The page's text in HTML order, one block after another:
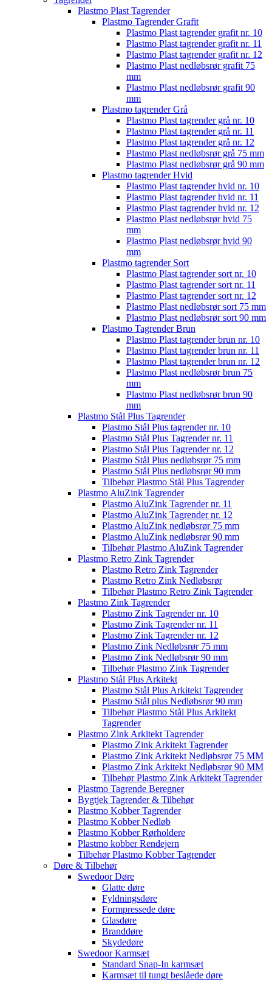
Plastmo Plast Tagrender
Plastmo Tagrender Grafit
Plastmo Plast tagrender grafit nr. 10
Plastmo Plast tagrender grafit nr. 11
Plastmo Plast tagrender grafit nr. 12
Plastmo Plast nedløbsrør grafit 75
mm
Plastmo Plast nedløbsrør grafit 90
mm
Plastmo tagrender Grå
Plastmo Plast tagrender grå nr. 10
Plastmo Plast tagrender grå nr. 11
Plastmo Plast tagrender grå nr. 12
Plastmo Plast nedløbsrør grå 75 mm
Plastmo Plast nedløbsrør grå 90 mm
Plastmo tagrender Hvid
Plastmo Plast tagrender hvid nr. 10
Plastmo Plast tagrender hvid nr. 11
Plastmo Plast tagrender hvid nr. 12
Plastmo Plast nedløbsrør hvid 75
mm
Plastmo Plast nedløbsrør hvid 90
mm
Plastmo tagrender Sort
Plastmo Plast tagrender sort nr. 10
Plastmo Plast tagrender sort nr. 11
Plastmo Plast tagrender sort nr. 12
Plastmo Plast nedløbsrør sort 75 mm
Plastmo Plast nedløbsrør sort 90 mm
Plastmo Tagrender Brun
Plastmo Plast tagrender brun nr. 10
Plastmo Plast tagrender brun nr. 11
Plastmo Plast tagrender brun nr. 12
Plastmo Plast nedløbsrør brun 75
mm
Plastmo Plast nedløbsrør brun 90
mm
Plastmo Stål Plus Tagrender
Plastmo Stål Plus tagrender nr. 10
Plastmo Stål Plus Tagrender nr. 11
Plastmo Stål Plus Tagrender nr. 12
Plastmo Stål Plus nedløbsrør 75 mm
Plastmo Stål Plus nedløbsrør 90 mm
Tilbehør Plastmo Stål Plus Tagrender
Plastmo AluZink Tagrender
Plastmo AluZink Tagrender nr. 11
Plastmo AluZink Tagrender nr. 12
Plastmo AluZink nedløbsrør 75 mm
Plastmo AluZink nedløbsrør 90 mm
Tilbehør Plastmo AluZink Tagrender
Plastmo Retro Zink Tagrender
Plastmo Retro Zink Tagrender
Plastmo Retro Zink Nedløbsrør
Tilbehør Plastmo Retro Zink Tagrender
Plastmo Zink Tagrender
Plastmo Zink Tagrender nr. 10
Plastmo Zink Tagrender nr. 11
Plastmo Zink Tagrender nr. 12
Plastmo Zink Nedløbsrør 75 mm
Plastmo Zink Nedløbsrør 90 mm
Tilbehør Plastmo Zink Tagrender
Plastmo Stål Plus Arkitekt
Plastmo Stål Plus Arkitekt Tagrender
Plastmo Stål plus Nedløbsrør 90 mm
Tilbehør Plastmo Stål Plus Arkitekt
Tagrender
Plastmo Zink Arkitekt Tagrender
Plastmo Zink Arkitekt Tagrender
Plastmo Zink Arkitekt Nedløbsrør 75 MM
Plastmo Zink Arkitekt Nedløbsrør 90 MM
Tilbehør Plastmo Zink Arkitekt Tagrender
Plastmo Tagrende Beregner
Bygtjek Tagrender & Tilbehør
Plastmo Kobber Tagrender
Plastmo Kobber Nedløb
Plastmo Kobber Rørholdere
Plastmo kobber Rendejern
Tilbehør Plastmo Kobber Tagrender
Døre & Tilbehør
Swedoor Døre
Glatte døre
Fyldningsdøre
Formpressede døre
Glasdøre
Branddøre
Skydedøre
Swedoor Karmsæt
Standard Snap-In karmsæt
Karmsæt til tungt beslåede døre